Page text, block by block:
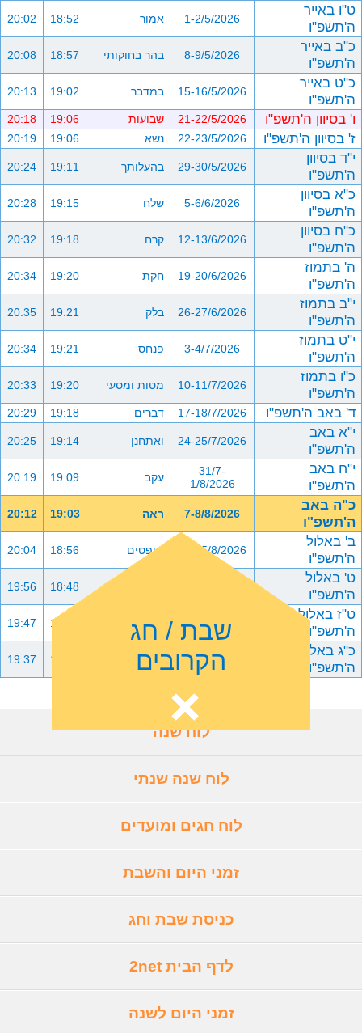
ט"ו באייר
ה'תשפ"ו
1-2/5/2026 אמור 18:52
20:02
כ"ב באייר
ה'תשפ"ו
8-9/5/2026 בהר בחוקותי 18:57
20:08
כ"ט באייר
ה'תשפ"ו
15-16/5/2026 במדבר 19:02
20:13
ו' בסיוון ה'תשפ"ו 21-22/5/2026 שבועות 19:06
20:18
ז' בסיוון ה'תשפ"ו 22-23/5/2026 נשא 19:06
20:19
י"ד בסיוון
ה'תשפ"ו
29-30/5/2026 בהעלותך 19:11
20:24
כ"א בסיוון
ה'תשפ"ו
5-6/6/2026 שלח 19:15
20:28
כ"ח בסיוון
ה'תשפ"ו
12-13/6/2026 קרח 19:18
20:32
ה' בתמוז
ה'תשפ"ו
19-20/6/2026 חקת 19:20
20:34
י"ב בתמוז
ה'תשפ"ו
26-27/6/2026 בלק 19:21
20:35
י"ט בתמוז
ה'תשפ"ו
3-4/7/2026 פנחס 19:21
20:34
כ"ו בתמוז
ה'תשפ"ו
10-11/7/2026 מטות ומסעי 19:20
20:33
ד' באב ה'תשפ"ו 17-18/7/2026 דברים 19:18
20:29
י"א באב
ה'תשפ"ו
24-25/7/2026 ואתחנן 19:14
20:25
י"ח באב
ה'תשפ"ו
31/7-
1/8/2026
עקב 19:09
20:19
כ"ה באב
ה'תשפ"ו
7-8/8/2026 ראה 19:03
20:12
ב' באלול
ה'תשפ"ו
14-15/8/2026 שופטים 18:56
20:04
ט' באלול
ה'תשפ"ו
18:48
19:56
ט"ז באלול
ה'תשפ"ו
28-29/8/2026 כי תבוא 18:40
19:47
כ"ג באלול
ה'תשפ"ו
4-5/9/2026 ניצבים וילך 18:31
19:37
שבת / חג
הקרובים
לוח שנה
לוח שנה שנתי
לוח חגים ומועדים
זמני היום והשבת
כניסת שבת וחג
לדף הבית 2net
זמני היום לשנה